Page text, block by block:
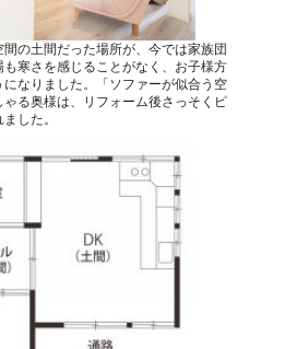
の土間だった場所が、今では家族団
寒さを感じることがなく、お子様方
なりました。「ソファーが似合う空
る奥様は、リフォーム後さっそくピ
した。